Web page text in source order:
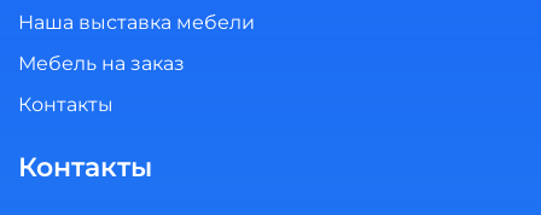
Наша выставка мебели
Мебель на заказ
Контакты
Контакты